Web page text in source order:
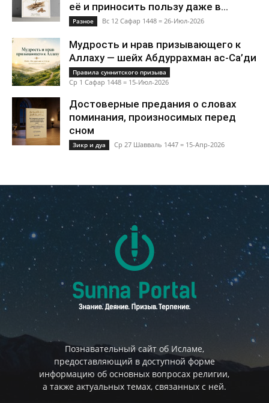
её и приносить пользу даже в...
Разное Вс 12 Сафар 1448 = 26-Июл-2026
Мудрость и нрав призывающего к
Аллаху — шейх Абдуррахман ас-Са’ди
Правила суннитского призыва
Ср 1 Сафар 1448 = 15-Июл-2026
Достоверные предания о словах
поминания, произносимых перед
сном
Зикр и дуа Ср 27 Шавваль 1447 = 15-Апр-2026
Познавательный сайт об Исламе,
предоставляющий в доступной форме
информацию об основных вопросах религии,
а также актуальных темах, связанных с ней.